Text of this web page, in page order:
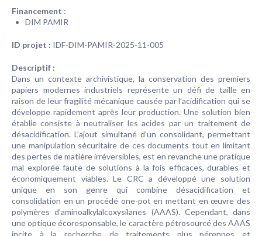
Financement :
DIM PAMIR
ID projet : IDF-DIM-PAMIR-2025-11-005
Descriptif :
Dans un contexte archivistique, la conservation des premiers
papiers modernes industriels représente un défi de taille en
raison de leur fragilité mécanique causée par l’acidification qui se
développe rapidement après leur production. Une solution bien
établie consiste à neutraliser les acides par un traitement de
désacidification. L’ajout simultané d’un consolidant, permettant
une manipulation sécuritaire de ces documents tout en limitant
des pertes de matière irréversibles, est en revanche une pratique
mal explorée faute de solutions à la fois efficaces, durables et
économiquement viables. Le CRC a développé une solution
unique en son genre qui combine désacidification et
consolidation en un procédé one-pot en mettant en œuvre des
polymères d’aminoalkylalcoxysilanes (AAAS). Cependant, dans
une optique écoresponsable, le caractère pétrosourcé des AAAS
incite à la recherche de traitements plus pérennes et